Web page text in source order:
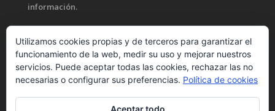
información.
LEGAL
POLÍTICA DE PRIVACIDAD Y PROTECCIÓN DE DATOS
Utilizamos cookies propias y de terceros para garantizar el
funcionamiento de la web, medir su uso y mejorar nuestros
servicios. Puede aceptar todas las cookies, rechazar las no
necesarias o configurar sus preferencias. Política de cookies
Aceptar todo